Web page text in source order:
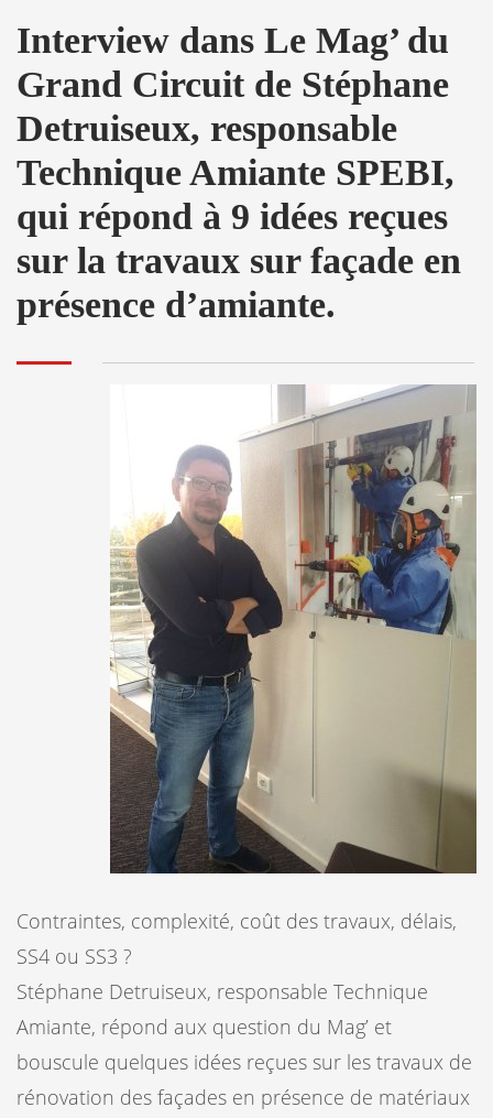
Interview dans Le Mag’ du
Grand Circuit de Stéphane
Detruiseux, responsable
Technique Amiante SPEBI,
qui répond à 9 idées reçues
sur la travaux sur façade en
présence d’amiante.
Contraintes, complexité, coût des travaux, délais,
SS4 ou SS3 ?
Stéphane Detruiseux, responsable Technique
Amiante, répond aux question du Mag’ et
bouscule quelques idées reçues sur les travaux de
rénovation des façades en présence de matériaux